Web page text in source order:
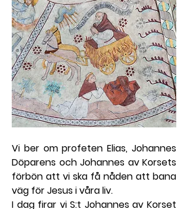
Vi ber om profeten Elias, Johannes
Döparens och Johannes av Korsets
förbön att vi ska få nåden att bana
väg för Jesus i våra liv.
I dag firar vi S:t Johannes av Korset